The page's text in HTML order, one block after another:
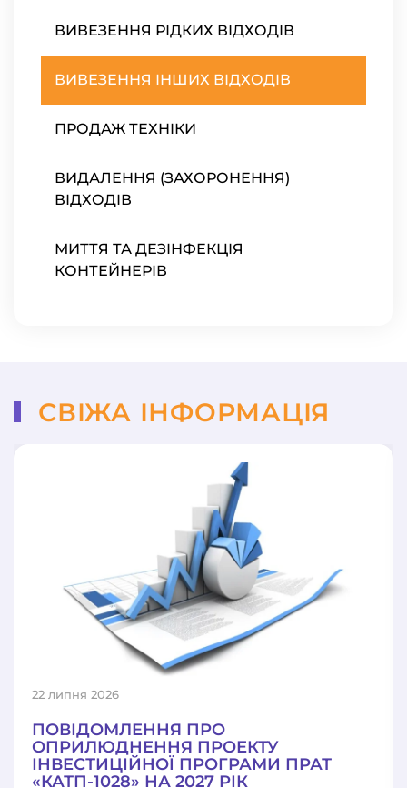
ВИВЕЗЕННЯ РІДКИХ ВІДХОДІВ
ВИВЕЗЕННЯ ІНШИХ ВІДХОДІВ
ПРОДАЖ ТЕХНІКИ
ВИДАЛЕННЯ (ЗАХОРОНЕННЯ)
ВІДХОДІВ
МИТТЯ ТА ДЕЗІНФЕКЦІЯ
КОНТЕЙНЕРІВ
СВІЖА ІНФОРМАЦІЯ
22 липня 2026
ПОВІДОМЛЕННЯ ПРО
ОПРИЛЮДНЕННЯ ПРОЕКТУ
ІНВЕСТИЦІЙНОЇ ПРОГРАМИ ПРАТ
«КАТП-1028» НА 2027 РІК